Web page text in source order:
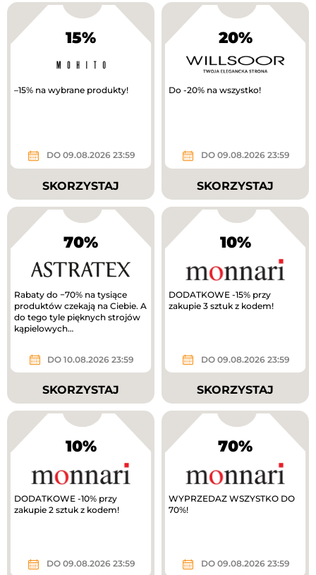
15%
–15% na wybrane produkty!
DO 09.08.2026 23:59
SKORZYSTAJ
20%
Do -20% na wszystko!
DO 09.08.2026 23:59
SKORZYSTAJ
70%
Rabaty do −70% na tysiące
produktów czekają na Ciebie. A
do tego tyle pięknych strojów
kąpielowych…
DO 10.08.2026 23:59
SKORZYSTAJ
10%
DODATKOWE -15% przy
zakupie 3 sztuk z kodem!
DO 09.08.2026 23:59
SKORZYSTAJ
10%
DODATKOWE -10% przy
zakupie 2 sztuk z kodem!
DO 09.08.2026 23:59
70%
WYPRZEDAZ WSZYSTKO DO
70%!
DO 09.08.2026 23:59